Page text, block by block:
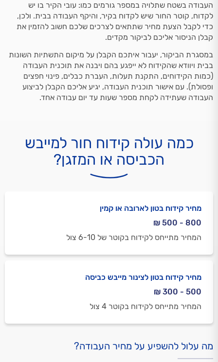
העבודה בשטח שתלויה במספר גורמים כמו: עובי הקיר בו יש
לקדוח, קוטר החור שיש לקדוח בקיר, והיקף העבודה בבית. ולכן,
כדי לקבל הצעת מחיר שתתאים לצרכים שלכם חשוב להזמין את
קבלן הניסור אליכם לביקור מקדים.
במסגרת הביקור, יעבור איתכם הקבלן על מיקום התשתיות השונות
בבית ויוודא שהקידוח לא ייפגע בהם ויבנה את תוכנית העבודה
(כמות הקידוחים, התקנת תעלות, העברת כבלים, פינוי חפצים
ופסולת). עם אישור תוכנית העבודה, יגיע אליכם הקבלן לביצוע
העבודה שעתידה לקחת מספר שעות עד יום עבודה אחד.
כמה עולה קידוח חור למייבש
הכביסה או המזגן?
מחיר קידוח בטון לארובה או קמין
800 - 500 ₪
המחיר מתייחס לקידוח בקוטר של 6-10 צול
מחיר קידוח בטון לצינור מייבש כביסה
500 - 300 ₪
המחיר מתייחס לקידוח בקוטר 4 צול
מה עלול להשפיע על מחיר העבודה?